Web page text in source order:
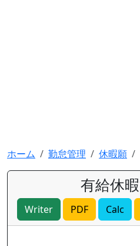
ホーム 勤怠管理 休暇願
有給休
Writer PDF Calc